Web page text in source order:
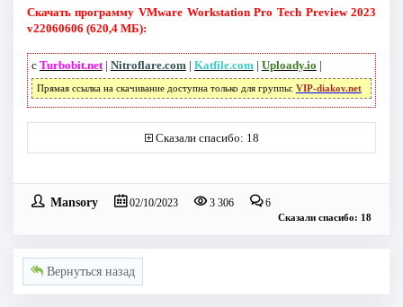
Скачать программу VMware Workstation Pro Tech Preview 2023
v22060606 (620,4 МБ):
с Turbobit.net| Nitroflare.com | Katfile.com | Uploady.io |
Прямая ссылка на скачивание доступна только для группы: VIP-diakov.net
Сказали спасибо: 18
Mansory 02/10/2023 3 306 6
Сказали спасибо: 18
Вернуться назад